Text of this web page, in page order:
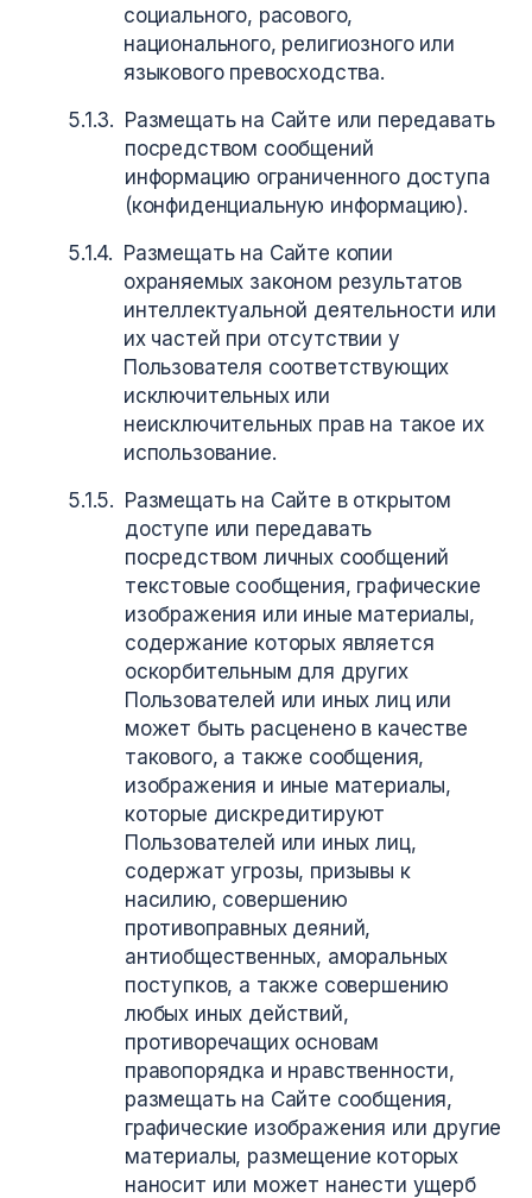
социального, расового,
национального, религиозного или
языкового превосходства.
Размещать на Сайте или передавать
посредством сообщений
информацию ограниченного доступа
(конфиденциальную информацию).
Размещать на Сайте копии
охраняемых законом результатов
интеллектуальной деятельности или
их частей при отсутствии у
Пользователя соответствующих
исключительных или
неисключительных прав на такое их
использование.
Размещать на Сайте в открытом
доступе или передавать
посредством личных сообщений
текстовые сообщения, графические
изображения или иные материалы,
содержание которых является
оскорбительным для других
Пользователей или иных лиц или
может быть расценено в качестве
такового, а также сообщения,
изображения и иные материалы,
которые дискредитируют
Пользователей или иных лиц,
содержат угрозы, призывы к
насилию, совершению
противоправных деяний,
антиобщественных, аморальных
поступков, а также совершению
любых иных действий,
противоречащих основам
правопорядка и нравственности,
размещать на Сайте сообщения,
графические изображения или другие
материалы, размещение которых
наносит или может нанести ущерб